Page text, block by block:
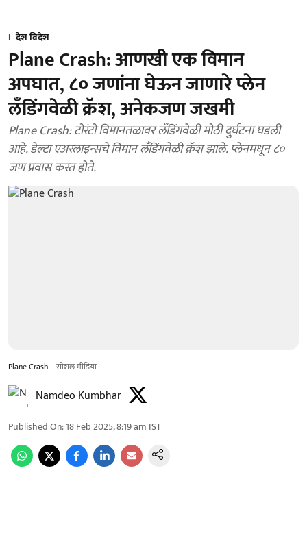
देश विदेश
Plane Crash: आणखी एक विमान
अपघात, ८० जणांना घेऊन जाणारे प्लेन
लँडिंगवेळी क्रॅश, अनेकजण जखमी
Plane Crash: टोरंटो विमानतळावर लँडिंगवेळी मोठी दुर्घटना घडली
आहे. डेल्टा एअरलाइन्सचे विमान लँडिंगवेळी क्रॅश झाले. प्लेनमधून ८०
जण प्रवास करत होते.
Plane Crash सोशल मीडिया
Namdeo Kumbhar
Published On:18 Feb 2025, 8:19 am IST